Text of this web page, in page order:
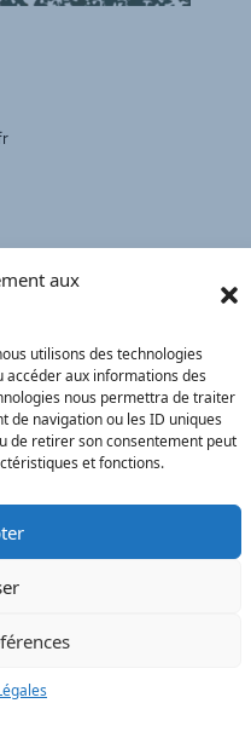
aux
utilisons des technologies
aux informations des
nous permettra de traiter
de navigation ou les ID uniques
de retirer son consentement peut
et fonctions.
à 15h30
Recherche
: